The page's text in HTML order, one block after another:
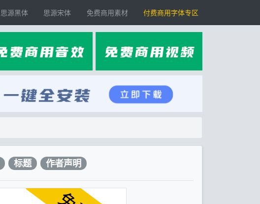
思源黑体 思源宋体 免费商用素材 付费商用字体专区
标题 作者声明